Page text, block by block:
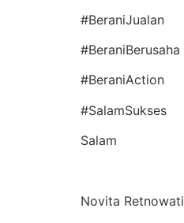
#BeraniJualan
#BeraniBerusaha
#BeraniAction
#SalamSukses
Salam
Novita Retnowati